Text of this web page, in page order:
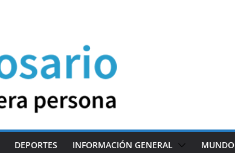
DEPORTES INFORMACIÓN GENERAL MUNDO